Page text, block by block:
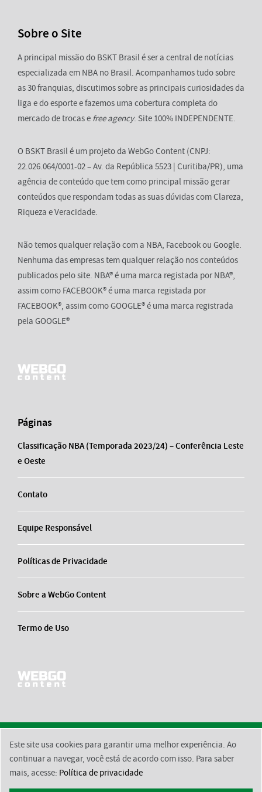
Sobre o Site
A principal missão do BSKT Brasil é ser a central de notícias
especializada em NBA no Brasil. Acompanhamos tudo sobre
as 30 franquias, discutimos sobre as principais curiosidades da
liga e do esporte e fazemos uma cobertura completa do
mercado de trocas e free agency. Site 100% INDEPENDENTE.
O BSKT Brasil é um projeto da WebGo Content (CNPJ:
22.026.064/0001-02 – Av. da República 5523 | Curitiba/PR), uma
agência de conteúdo que tem como principal missão gerar
conteúdos que respondam todas as suas dúvidas com Clareza,
Riqueza e Veracidade.
Não temos qualquer relação com a NBA, Facebook ou Google.
Nenhuma das empresas tem qualquer relação nos conteúdos
publicados pelo site. NBA® é uma marca registada por NBA®,
assim como FACEBOOK® é uma marca registada por
FACEBOOK®, assim como GOOGLE® é uma marca registrada
pela GOOGLE®
Páginas
Classificação NBA (Temporada 2023/24) – Conferência Leste
e Oeste
Contato
Equipe Responsável
Políticas de Privacidade
Sobre a WebGo Content
Termo de Uso
2026 © BsktBrasil
Contato
Equipe Responsável
Políticas de Privacidade
Sobre a WebGo Content
Este site usa cookies para garantir uma melhor experiência. Ao
continuar a navegar, você está de acordo com isso. Para saber
mais, acesse: Política de privacidade